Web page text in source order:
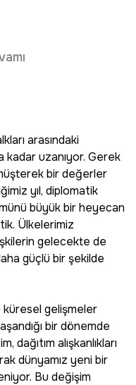
arasındaki
kadar uzanıyor. Gerek
bir değerler
yıl, diplomatik
büyük bir heyecan
Ülkelerimiz
gelecekte de
güçlü bir şekilde
gelişmeler
bir dönemde
alışkanlıkları
dünyamız yeni bir
Bu değişim